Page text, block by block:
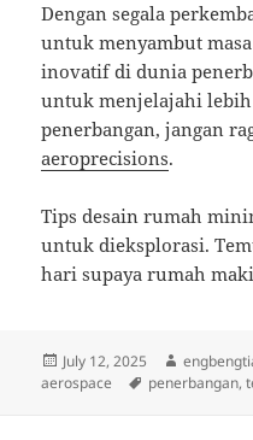
Dengan segala
untuk menyambut
inovatif di dunia
untuk menjelajahi
penerbangan, jangan
aeroprecisions.
Tips desain rumah
untuk dieksplorasi.
hari supaya rumah
Posted
on
July 12, 2025 Author
aerospace
Tags
penerbangan,